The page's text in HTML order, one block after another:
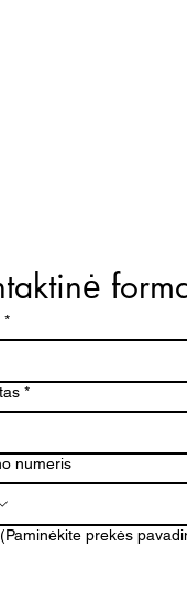
*
*
numeris
prekės